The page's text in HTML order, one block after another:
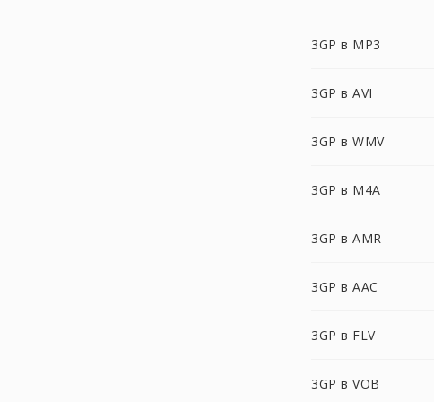
3GP в MP3
3GP в AVI
3GP в WMV
3GP в M4A
3GP в AMR
3GP в AAC
3GP в FLV
3GP в VOB